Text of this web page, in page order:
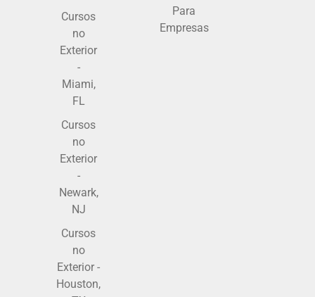
Cursos
no
Exterior
-
Miami,
FL
Cursos
no
Exterior
-
Newark,
NJ
Cursos
no
Exterior -
Houston,
Para
Empresas